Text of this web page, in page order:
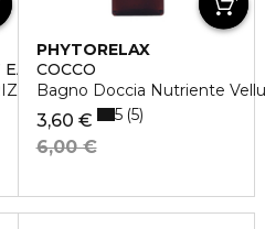
EXTRÊME
PHYTORELAX
COCCO
Bagno Doccia Nutriente
3,60 €
6,00 €
5 5